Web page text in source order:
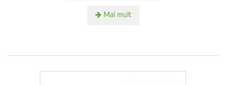
Mai mult